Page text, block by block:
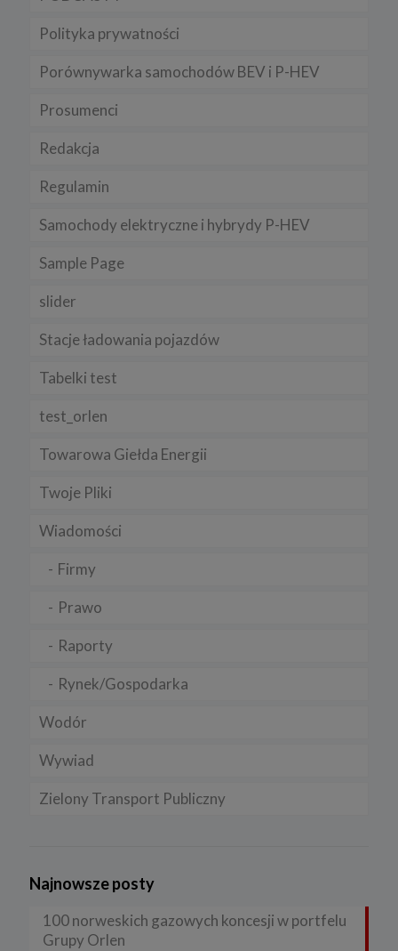
Polityka prywatności
Porównywarka samochodów BEV i P-HEV
Prosumenci
Redakcja
Regulamin
Samochody elektryczne i hybrydy P-HEV
Sample Page
slider
Stacje ładowania pojazdów
Tabelki test
test_orlen
Towarowa Giełda Energii
Twoje Pliki
Wiadomości
Firmy
Prawo
Raporty
Rynek/Gospodarka
Wodór
Wywiad
Zielony Transport Publiczny
Najnowsze posty
100 norweskich gazowych koncesji w portfelu
Grupy Orlen
przeglądarkach znajdziesz na poniższych stronach:
Chrome, Firefox, Safari
technologii może wpłynąć na sposób funkcjonowania naszego
serwisu.
Niniejsza Polityka może być co pewien czas aktualizowana poprzez
zamieszczenie w serwisie jej nowej wersji.
Regulamin serwisu